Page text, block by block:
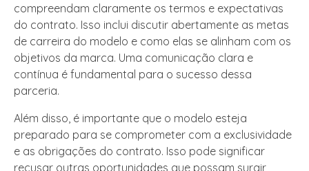
compreendam claramente os termos e expectativas
do contrato. Isso inclui discutir abertamente as metas
de carreira do modelo e como elas se alinham com os
objetivos da marca. Uma comunicação clara e
contínua é fundamental para o sucesso dessa
parceria.
Além disso, é importante que o modelo esteja
preparado para se comprometer com a exclusividade
e as obrigações do contrato. Isso pode significar
recusar outras oportunidades que possam surgir